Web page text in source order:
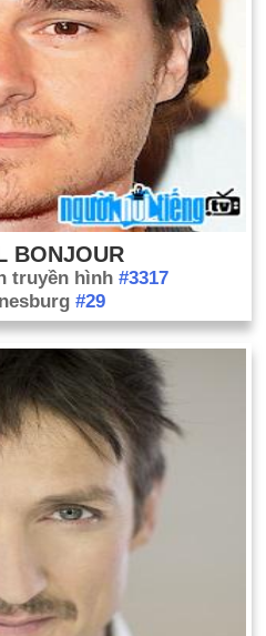
BONJOUR
truyền hình #3317
#29